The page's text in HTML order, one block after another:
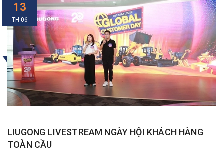
13
TH 06
LIUGONG LIVESTREAM NGÀY HỘI KHÁCH HÀNG
TOÀN CẦU